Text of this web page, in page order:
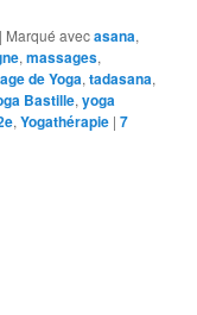
| Marqué avecasana,
,massages,
de Yoga,tadasana,
Bastille,yoga
,Yogathérapie |7